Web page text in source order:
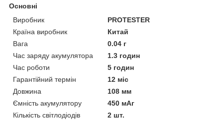
Основні
Виробник
PROTESTER
Країна виробник
Китай
Вага
0.04 г
Час заряду акумулятора
1.3 годин
Час роботи
5 годин
Гарантійний термін
12 міс
Довжина
108 мм
Ємність акумулятору
450 мАг
Кількість світлодіодів
2 шт.